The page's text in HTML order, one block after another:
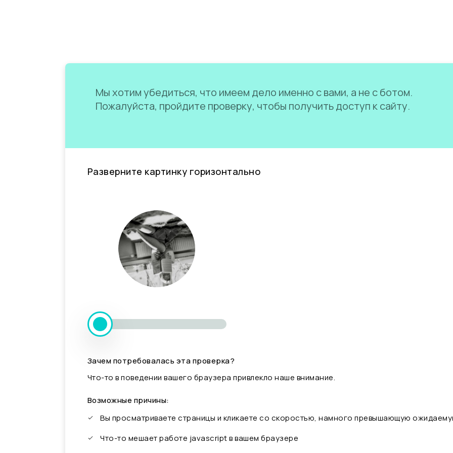
Мы хотим убедиться, что имеем дело именно с вами, а не с ботом.
Пожалуйста, пройдите проверку, чтобы получить доступ к сайту.
Разверните картинку горизонтально
Зачем потребовалась эта проверка?
Что-то в поведении вашего браузера привлекло наше внимание.
Возможные причины:
Вы просматриваете страницы и кликаете со скоростью, намного превышающую
Что-то мешает работе javascript в вашем браузере